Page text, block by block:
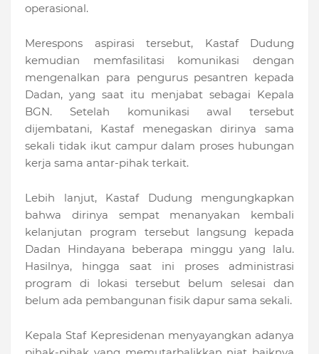
operasional.
Merespons aspirasi tersebut, Kastaf Dudung
kemudian memfasilitasi komunikasi dengan
mengenalkan para pengurus pesantren kepada
Dadan, yang saat itu menjabat sebagai Kepala
BGN. Setelah komunikasi awal tersebut
dijembatani, Kastaf menegaskan dirinya sama
sekali tidak ikut campur dalam proses hubungan
kerja sama antar-pihak terkait.
Lebih lanjut, Kastaf Dudung mengungkapkan
bahwa dirinya sempat menanyakan kembali
kelanjutan program tersebut langsung kepada
Dadan Hindayana beberapa minggu yang lalu.
Hasilnya, hingga saat ini proses administrasi
program di lokasi tersebut belum selesai dan
belum ada pembangunan fisik dapur sama sekali.
Kepala Staf Kepresidenan menyayangkan adanya